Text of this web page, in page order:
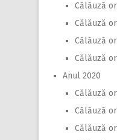
Călăuză
Călăuză
Călăuză
Călăuză
Anul 2020
Călăuză
Călăuză
Călăuză